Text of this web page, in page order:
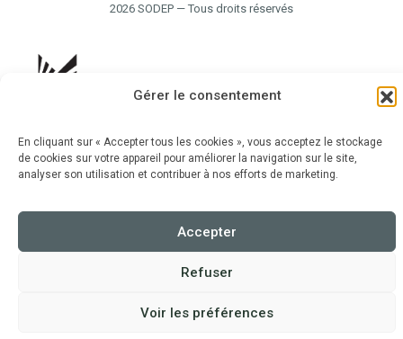
Gérer le consentement
En cliquant sur « Accepter tous les cookies », vous acceptez le stockage
de cookies sur votre appareil pour améliorer la navigation sur le site,
analyser son utilisation et contribuer à nos efforts de marketing.
Accepter
Refuser
Voir les préférences
2026 SODEP — Tous droits réservés